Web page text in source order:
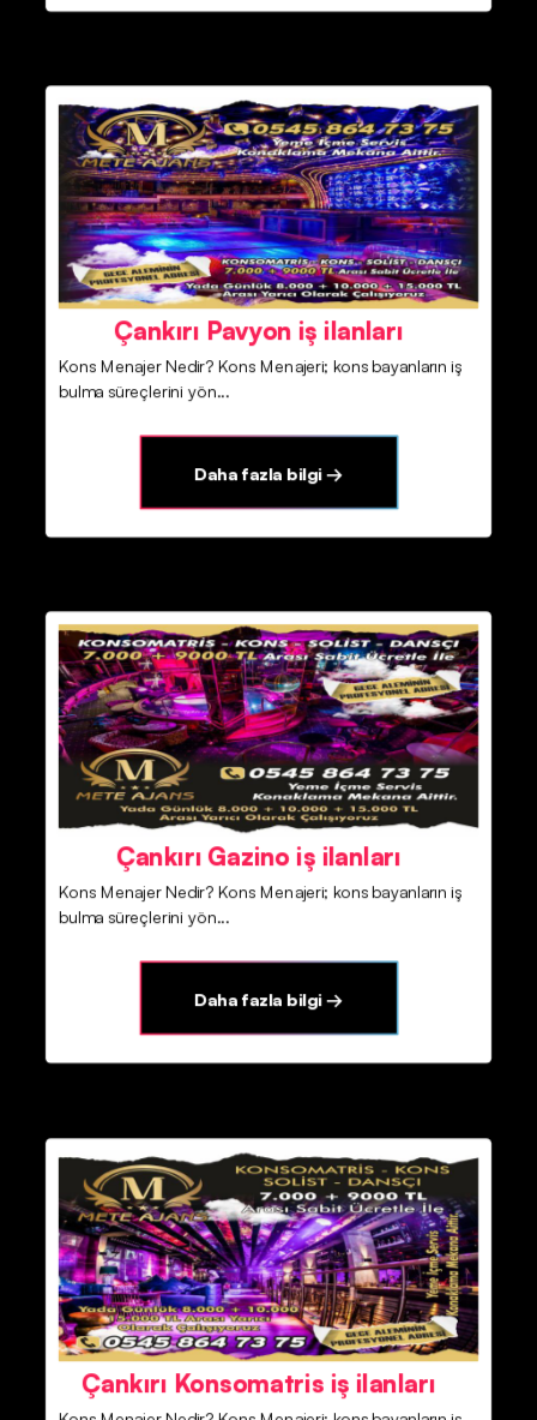
Çankırı Pavyon iş ilanları
Kons Menajer Nedir? Kons Menajeri; kons bayanların iş
bulma süreçlerini yön...
Daha fazla bilgi →
Çankırı Gazino iş ilanları
Kons Menajer Nedir? Kons Menajeri; kons bayanların iş
bulma süreçlerini yön...
Daha fazla bilgi →
Çankırı Konsomatris iş ilanları